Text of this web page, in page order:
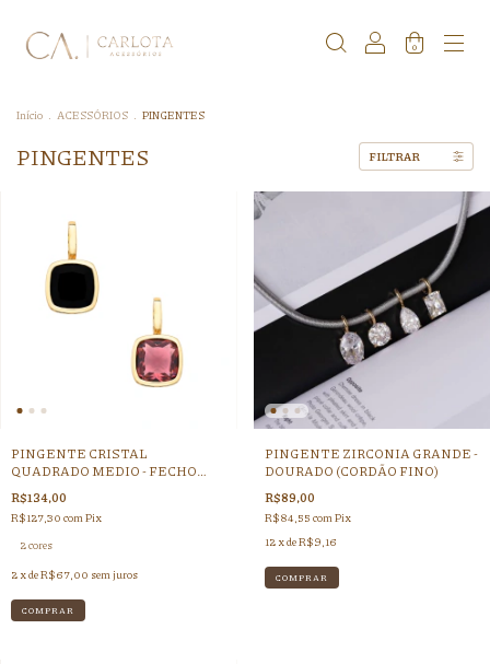
0
Início . ACESSÓRIOS . PINGENTES
PINGENTES FILTRAR
PINGENTE CRISTAL
QUADRADO MEDIO - FECHO
CLICK
R$134,00
R$127,30 com Pix
2 cores
2 x deR$67,00 sem juros
COMPRAR
PINGENTE ZIRCONIA GRANDE -
DOURADO (CORDÃO FINO)
R$89,00
R$84,55 com Pix
12 x deR$9,16
COMPRAR